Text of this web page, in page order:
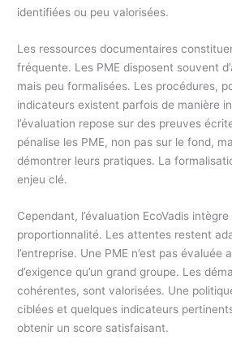
identifiées ou peu valorisées.
Les ressources documentaires
fréquente. Les PME disposent souvent
mais peu formalisées. Les procédures,
indicateurs existent parfois de manière
l’évaluation repose sur des preuves
pénalise les PME, non pas sur le fond,
démontrer leurs pratiques. La
enjeu clé.
Cependant, l’évaluation EcoVadis
proportionnalité. Les attentes restent
l’entreprise. Une PME n’est pas évaluée
d’exigence qu’un grand groupe. Les
cohérentes, sont valorisées. Une
ciblées et quelques indicateurs
obtenir un score satisfaisant.